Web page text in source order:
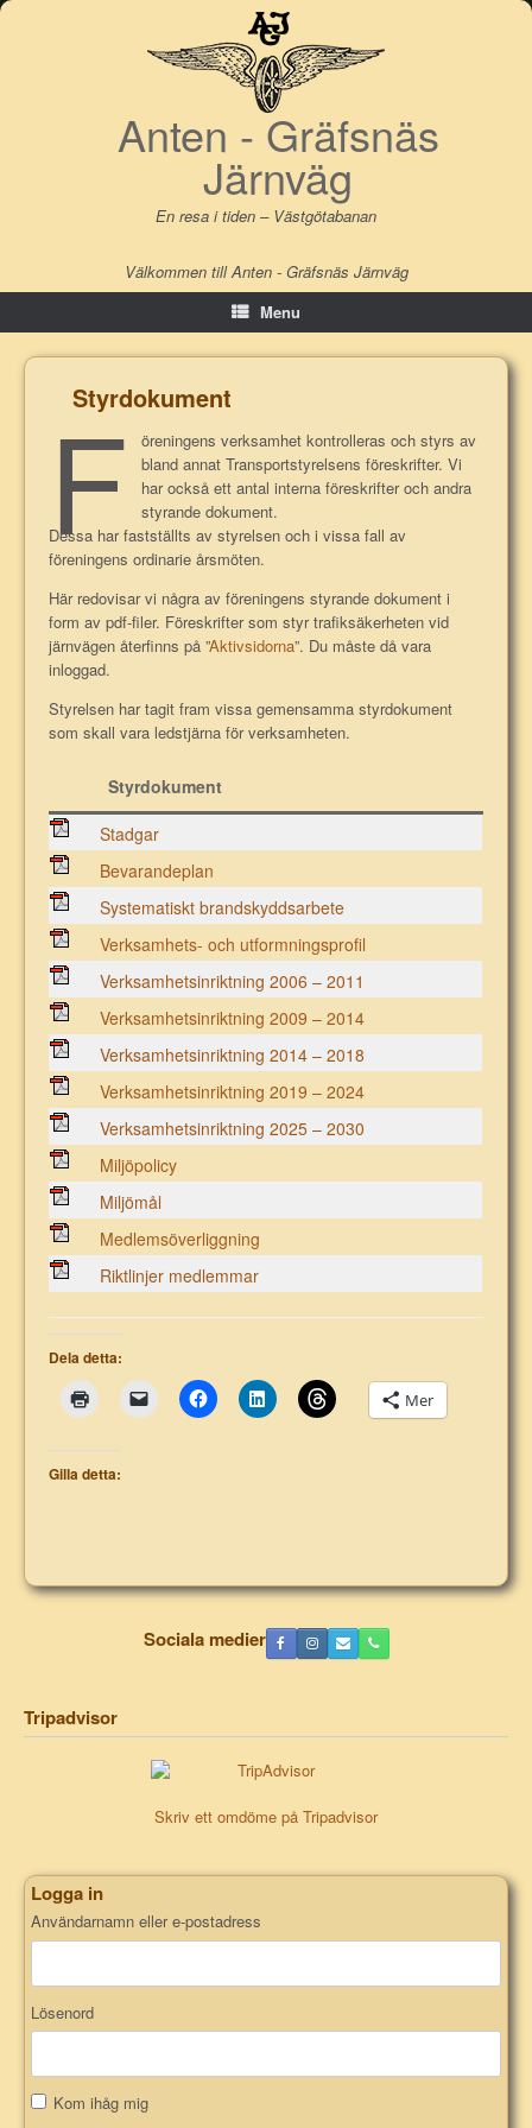
Skip
Anten - Gräfsnäs
Järnväg
En resa i tiden – Västgötabanan
Välkommen till Anten - Gräfsnäs Järnväg
Menu
Styrdokument
F öreningens verksamhet kontrolleras och styrs av
bland annat Transportstyrelsens föreskrifter. Vi
har också ett antal interna föreskrifter och andra
styrande dokument.
Dessa har fastställts av styrelsen och i vissa fall av
föreningens ordinarie årsmöten.
Här redovisar vi några av föreningens styrande dokument i
form av pdf-filer. Föreskrifter som styr trafiksäkerheten vid
järnvägen återfinns på ”Aktivsidorna”. Du måste då vara
inloggad.
Styrelsen har tagit fram vissa gemensamma styrdokument
som skall vara ledstjärna för verksamheten.
Styrdokument
Stadgar
Bevarandeplan
Systematiskt brandskyddsarbete
Verksamhets- och utformningsprofil
Verksamhetsinriktning 2006 – 2011
Verksamhetsinriktning 2009 – 2014
Verksamhetsinriktning 2014 – 2018
Verksamhetsinriktning 2019 – 2024
Verksamhetsinriktning 2025 – 2030
Miljöpolicy
Miljömål
Medlemsöverliggning
Riktlinjer medlemmar
Dela detta:
Mer
Gilla detta:
Sociala medier
Tripadvisor
Skriv ett omdöme på Tripadvisor
Logga in
Användarnamn eller e-postadress
Lösenord
Kom ihåg mig